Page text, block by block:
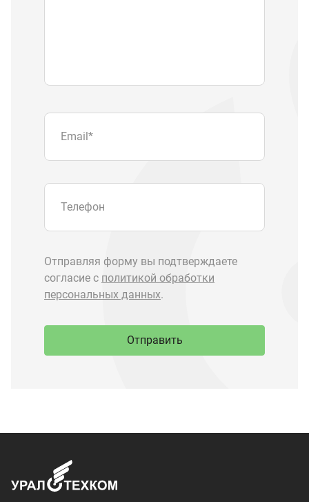
Запчасти Урал
Запчасти Камаз
Спецпредложения
Доставка и оплата